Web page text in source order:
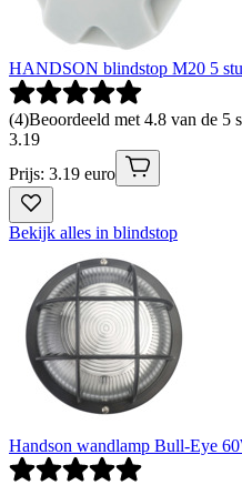
HANDSON blindstop M20 5
(4)Beoordeeld met 4.8 van de 5
3.19
Prijs: 3.19 euro
Bekijk alles in blindstop
Handson wandlamp Bull-Eye